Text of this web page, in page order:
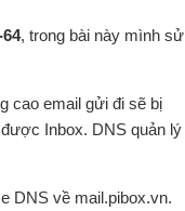
, trong bài này mình sử
cao email gửi đi sẽ bị
Inbox. DNS quản lý
DNS về mail.pibox.vn.